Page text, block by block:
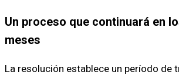
Un proceso que continuará en
meses
La resolución establece un período de